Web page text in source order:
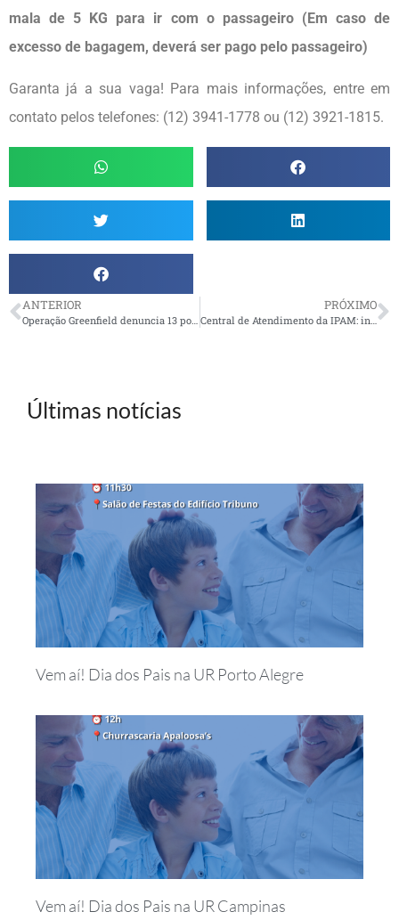
mala de 5 KG para ir com o passageiro (Em caso de
excesso de bagagem, deverá ser pago pelo passageiro)
Garanta já a sua vaga! Para mais informações, entre em
contato pelos telefones: (12) 3941-1778 ou (12) 3921-1815.
ANTERIOR
Operação Greenfield denuncia 13 por fraudes com recursos da Petros e Postalis
PRÓXIMO
Central de Atendimento da IPAM: indisponível em 20 de abril
Últimas notícias
Vem aí! Dia dos Pais na UR Porto Alegre
Vem aí! Dia dos Pais na UR Campinas